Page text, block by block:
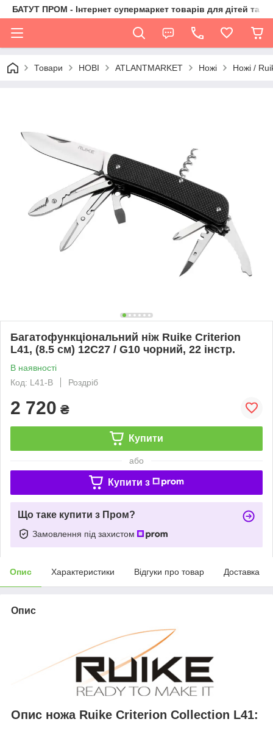
БАТУТ ПРОМ - Інтернет супермаркет товарів для дітей та їх
Товари НОВІ ATLANTMARKET Ножі Ножі /
Багатофункціональний ніж Ruike Criterion
L41, (8.5 см) 12C27 / G10 чорний, 22 інстр.
В наявності
Код: L41-B
Роздріб
2 720 ₴
Купити
або
Купити з
Що таке купити з Пром?
Замовлення під захистом
Опис Характеристики Відгуки про товар Доставка
Опис
Опис ножа Ruike Criterion Collection L41: